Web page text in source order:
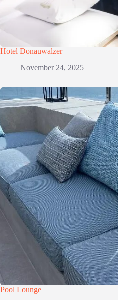
Hotel Donauwalzer
November 24, 2025
Pool Lounge